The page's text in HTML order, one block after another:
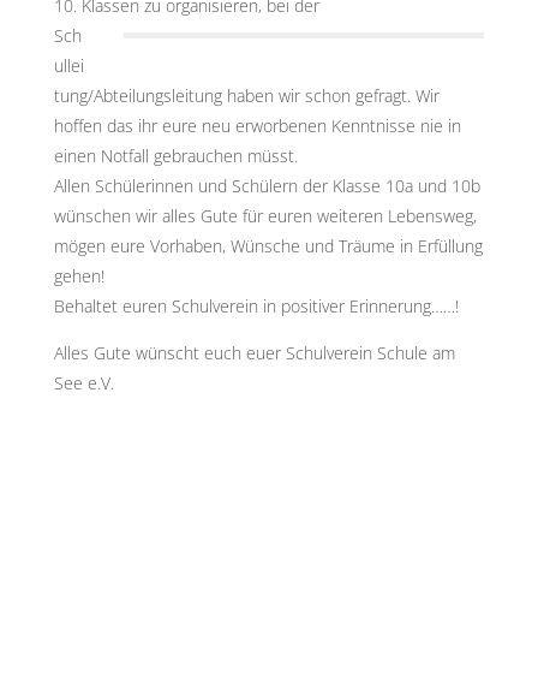
10. Klassen zu organisieren, bei der
Sch
ullei
tung/Abteilungsleitung haben wir schon gefragt. Wir
hoffen das ihr eure neu erworbenen Kenntnisse nie in
einen Notfall gebrauchen müsst.
Allen Schülerinnen und Schülern der Klasse 10a und 10b
wünschen wir alles Gute für euren weiteren Lebensweg,
mögen eure Vorhaben, Wünsche und Träume in Erfüllung
gehen!
Behaltet euren Schulverein in positiver Erinnerung……!
Alles Gute wünscht euch euer Schulverein Schule am
See e.V.